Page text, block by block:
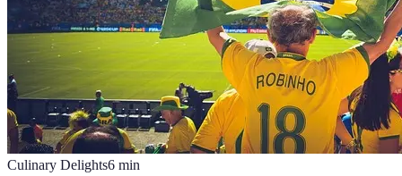
Culinary Delights6 min